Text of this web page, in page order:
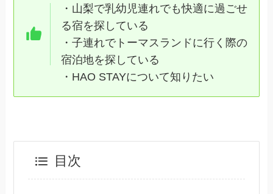
・山梨で乳幼児連れでも快適に過ごせ
る宿を探している
・子連れでトーマスランドに行く際の
宿泊地を探している
・HAO STAYについて知りたい
目次